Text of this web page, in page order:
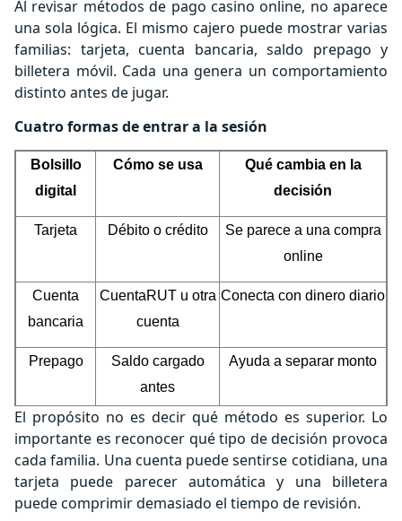
Al revisar métodos de pago casino online, no aparece
una sola lógica. El mismo cajero puede mostrar varias
familias: tarjeta, cuenta bancaria, saldo prepago y
billetera móvil. Cada una genera un comportamiento
distinto antes de jugar.
Cuatro formas de entrar a la sesión
Bolsillo
digital
Cómo se usa
Qué cambia en la
decisión
Tarjeta Débito o crédito
Se parece a una compra
online
Cuenta
bancaria
CuentaRUT u otra
cuenta
Conecta con dinero diario
Prepago
Saldo cargado
antes
Ayuda a separar monto
Billetera
móvil
App o cuenta
digital
Reduce pasos, pero
acelera el clic
El propósito no es decir qué método es superior. Lo
importante es reconocer qué tipo de decisión provoca
cada familia. Una cuenta puede sentirse cotidiana, una
tarjeta puede parecer automática y una billetera
puede comprimir demasiado el tiempo de revisión.